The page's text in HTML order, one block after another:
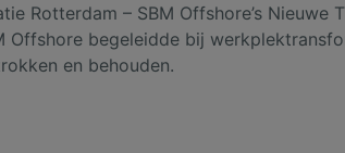
Rotterdam – SBM Offshore’s Nieuwe
Offshore begeleidde bij
en behouden.